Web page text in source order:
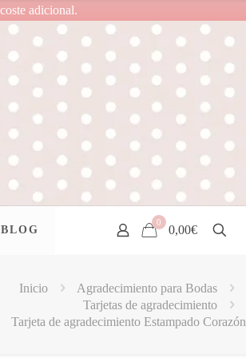
adicional.
BLOG
0
0,00€
Inicio
Agradecimiento para Bodas
Tarjetas de agradecimiento
Tarjeta de agradecimiento Estampado Corazón